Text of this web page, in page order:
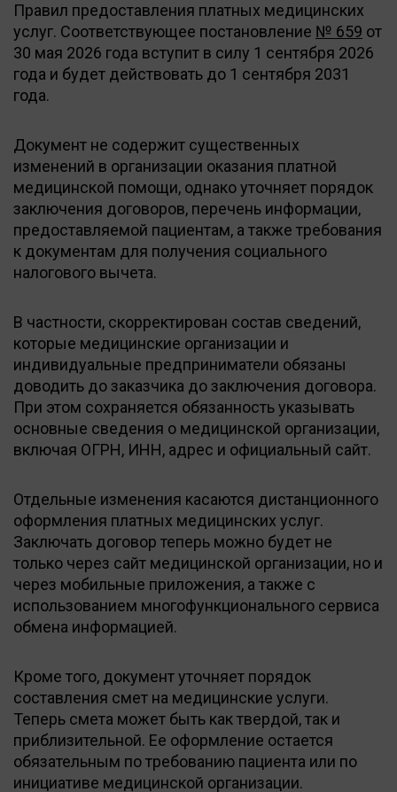
Правил предоставления платных медицинских
услуг. Соответствующее постановление № 659 от
30 мая 2026 года вступит в силу 1 сентября 2026
года и будет действовать до 1 сентября 2031
года.
Документ не содержит существенных
изменений в организации оказания платной
медицинской помощи, однако уточняет порядок
заключения договоров, перечень информации,
предоставляемой пациентам, а также требования
к документам для получения социального
налогового вычета.
В частности, скорректирован состав сведений,
которые медицинские организации и
индивидуальные предприниматели обязаны
доводить до заказчика до заключения договора.
При этом сохраняется обязанность указывать
основные сведения о медицинской организации,
включая ОГРН, ИНН, адрес и официальный сайт.
Отдельные изменения касаются дистанционного
оформления платных медицинских услуг.
Заключать договор теперь можно будет не
только через сайт медицинской организации, но и
через мобильные приложения, а также с
использованием многофункционального сервиса
обмена информацией.
Кроме того, документ уточняет порядок
составления смет на медицинские услуги.
Теперь смета может быть как твердой, так и
приблизительной. Ее оформление остается
обязательным по требованию пациента или по
инициативе медицинской организации.